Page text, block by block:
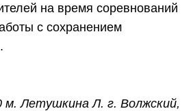
на время соревнований
с сохранением
м. Летушкина Л. г. Волжский,